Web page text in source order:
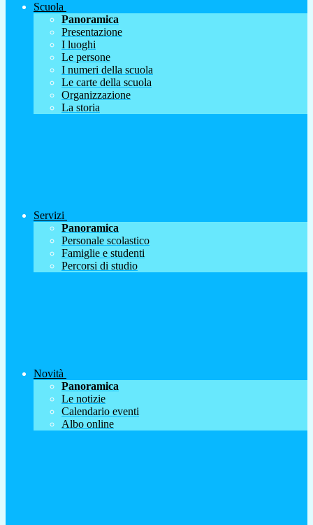
Scuola
Panoramica
Presentazione
I luoghi
Le persone
I numeri della scuola
Le carte della scuola
Organizzazione
La storia
Servizi
Panoramica
Personale scolastico
Famiglie e studenti
Percorsi di studio
Novità
Panoramica
Le notizie
Calendario eventi
Albo online